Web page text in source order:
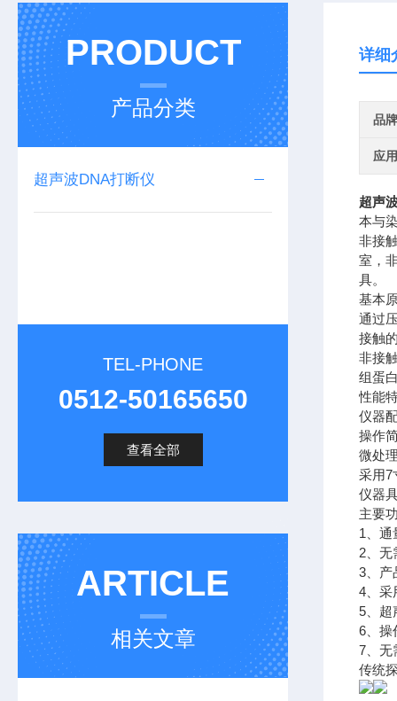
PRODUCT
产品分类
超声波DNA打断仪
TEL-PHONE
0512-50165650
查看全部
ARTICLE
相关文章
详细
品牌
应
超声
本与
非接
室，
具。
基本
通过
接触
非接
组蛋
性能
仪器
操作
微处
采用7
仪器
主要
1、通
2、无
3、产
4、采
5、超
6、操
7、无
传统